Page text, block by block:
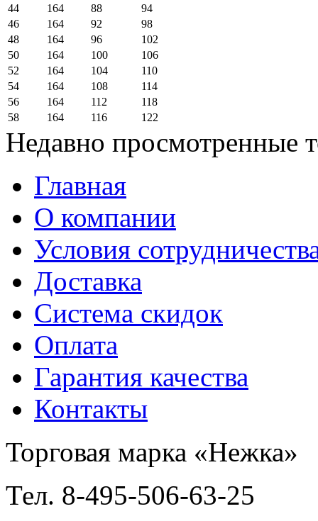
44 164 88
94
46
164 92
98
48
164 96
102
50
164 100
106
52
164 104
110
54
164 108
114
56
164 112
118
58
164 116 122
Недавно просмотренные
Главная
О компании
Условия
Доставка
Система скидок
Оплата
Гарантия качества
Контакты
Торговая марка «Нежка»
Тел. 8-495-506-63-25